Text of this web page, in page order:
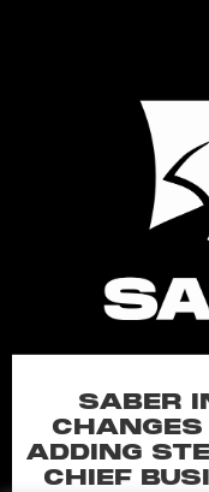
SABER
ADDING
CHIEF